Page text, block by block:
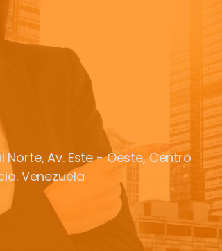
Av. Este - Oeste, Centro
Venezuela